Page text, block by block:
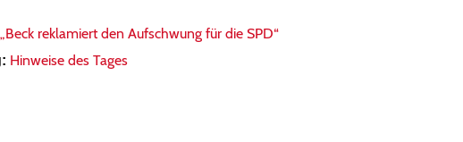
„Beck reklamiert den Aufschwung für die SPD“
Hinweise des Tages